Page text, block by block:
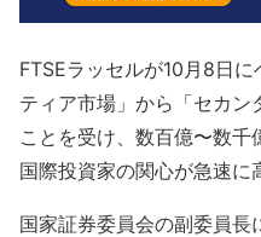
FTSEラッセルが10月8日
ティア市場」から「セカン
ことを受け、数百億〜数千
国際投資家の関心が急速に
国家証券委員会の副委員